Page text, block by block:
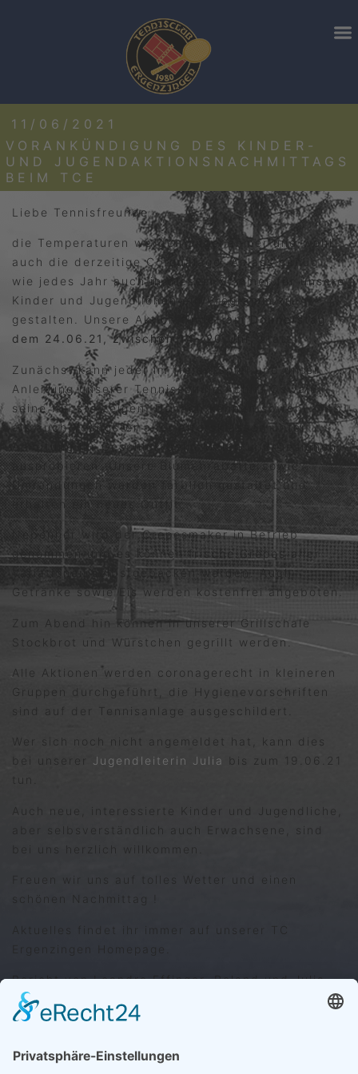
11/06/2021
VORANKÜNDIGUNG DES KINDER-
UND JUGENDAKTIONSNACHMITTAGS
BEIM TCE
Liebe Tennisfreunde,
die Temperaturen werden angenehmer und wohl
auch die derzeitige Coronalage. Anlass genug,
wie jedes Jahr auch in diesem Sommer für unsere
Kinder und Jugendlichen ein Programm zu
gestalten. Unsere Aktion findet am Donnerstag,
dem 24.06.21, zwischen 14- 20 Uhr, statt.
Zunächst kann jeder im freien Spiel und unter
Anleitung unserer Tennisschule Achim Oswald
seine Künste zeigen. Danach können sowohl Kids
als auch Youngster aller Altersklassen unter
Anleitung ihr Geschick beim Malen und Designen
ausprobieren. Unsere Blumenrabatte sowie
Umrandungen werden farblich gestaltet und
erhalten ein neues Outfit.
Nebenher wird der Crepesmaker in Betrieb
genommen und es können frische Crepes aller
Variationen selbstgebacken werden. Auch
Getränke sowie Eis werden kostenfrei angeboten.
Zum Abend hin können in unserer Grillschale
Stockbrot und Würstchen gegrillt werden.
Alle Aktionen werden coronagerecht in kleineren
Gruppen durchgeführt, die Hygienevorschriften
sind auf der Tennisanlage ausgeschildert.
Wer sich noch nicht angemeldet hat, kann dies
Jugendleiterin Julia
bis zum 19.06.21
Auch neue, interessierte Kinder und Jugendliche,
aber selbsverständlich auch Erwachsene, sind
bei uns herzlich willkommen.
Freuen wir uns auf tolles Wetter und einen
schönen Nachmittag !
Ergenzingen Homepage.
Bericht von Leandro Effinger, Roland und Julia
Deutschle
Waldfest fällt aus